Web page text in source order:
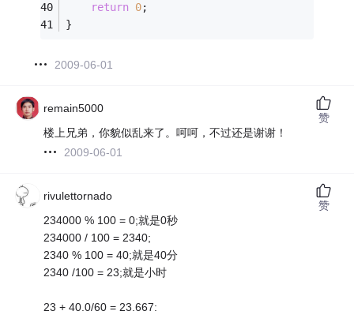
return 0;
}
2009-06-01
remain5000
楼上兄弟，你貌似乱来了。呵呵，不过还是谢谢！
2009-06-01
赞
rivulettornado
234000 % 100 = 0;就是0秒
234000 / 100 = 2340;
2340 % 100 = 40;就是40分
2340 /100 = 23;就是小时
23 + 40.0/60 = 23.667;
赞